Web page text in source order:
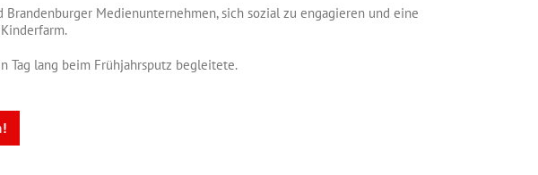
Medienunternehmen, sich sozial zu engagieren und eine
Tag lang beim Frühjahrsputz begleitete.